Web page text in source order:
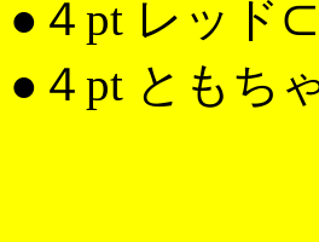
●４pt レッド
●４pt ともち